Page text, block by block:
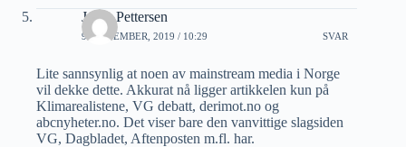
Jøran Pettersen
9 SEPTEMBER, 2019 / 10:29 SVAR
Lite sannsynlig at noen av mainstream media i Norge
vil dekke dette. Akkurat nå ligger artikkelen kun på
Klimarealistene, VG debatt, derimot.no og
abcnyheter.no. Det viser bare den vanvittige slagsiden
VG, Dagbladet, Aftenposten m.fl. har.